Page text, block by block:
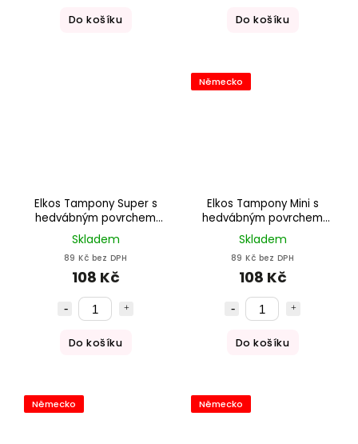
Do košíku Do košíku
Elkos Tampony Super s
hedvábným povrchem
56ks
Skladem
89 Kč bez DPH
108 Kč
Do košíku
Německo
Elkos Tampony Mini s
hedvábným povrchem
64ks
Skladem
89 Kč bez DPH
108 Kč
Do košíku
Německo Německo